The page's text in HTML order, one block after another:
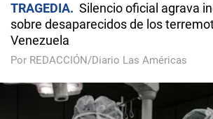
TRAGEDIA
Silencio oficial agrava
sobre desaparecidos de los
Venezuela
Por REDACCIÓN/Diario Las Américas